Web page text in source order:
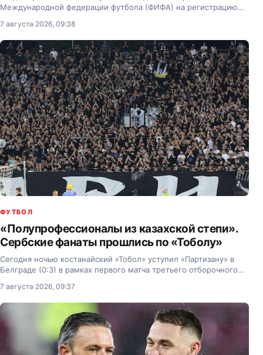
Международной федерации футбола (ФИФА) на регистрацию
7 августа 2026, 09:38
ФУТБОЛ
«Полупрофессионалы из казахской степи».
Сербские фанаты прошлись по «Тоболу»
Сегодня ночью костанайский «Тобол» уступил «Партизану» в
Белграде (0:3) в рамках первого матча третьего отборочного
7 августа 2026, 09:37